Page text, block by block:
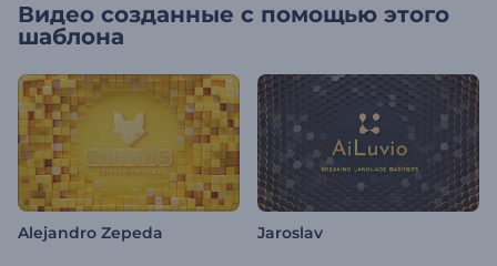
Видео созданные с помощью этого
шаблона
Alejandro Zepeda Jaroslav